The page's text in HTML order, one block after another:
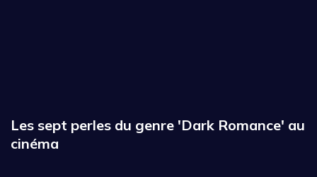
Les sept perles du genre 'Dark Romance' au
cinéma